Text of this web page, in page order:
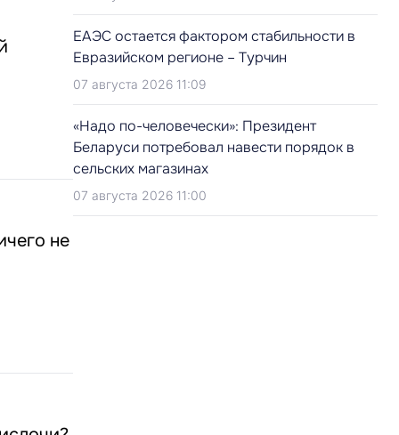
не
ЕАЭС остается фактором стабильности в
Евразийском регионе – Турчин
07 августа 2026 11:09
«Надо по-человечески»: Президент
Беларуси потребовал навести порядок в
сельских магазинах
07 августа 2026 11:00